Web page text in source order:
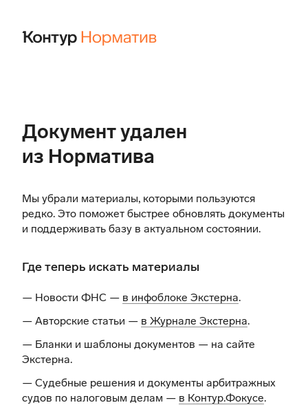
Документ удален
из Норматива
Мы убрали материалы, которыми пользуются
редко. Это поможет быстрее обновлять документы
и поддерживать базу в актуальном состоянии.
Где теперь искать материалы
— Новости ФНС — в инфоблоке Экстерна.
— Авторские статьи — в Журнале Экстерна.
— Бланки и шаблоны документов — на сайте
Экстерна.
— Судебные решения и документы арбитражных
судов по налоговым делам — в Контур.Фокусе.